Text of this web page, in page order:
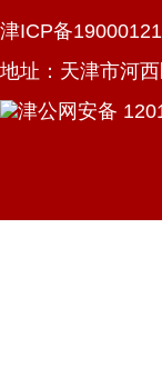
津ICP备
地址：天津市河
津公网安备